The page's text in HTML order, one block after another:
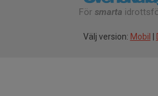
För smarta
Välj version: Mobil